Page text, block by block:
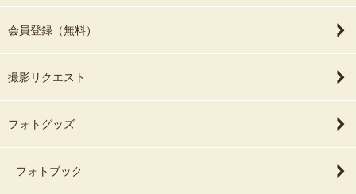
会員登録（無料）
撮影リクエスト
フォトグッズ
フォトブック